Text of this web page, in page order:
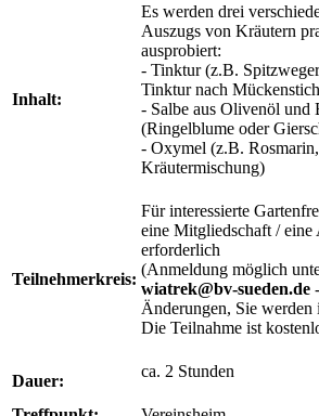
Inhalt:
Es werden drei
Auszugs von Kräutern
ausprobiert:
- Tinktur (z.B.
Tinktur nach
- Salbe aus Olivenöl und
(Ringelblume oder
- Oxymel (z.B.
Kräutermischung)
Teilnehmerkreis:
Für interessierte
eine Mitgliedschaft /
erforderlich
(Anmeldung möglich
wiatrek@bv-sueden.de
Änderungen, Sie
Die Teilnahme ist
Dauer:
ca. 2 Stunden